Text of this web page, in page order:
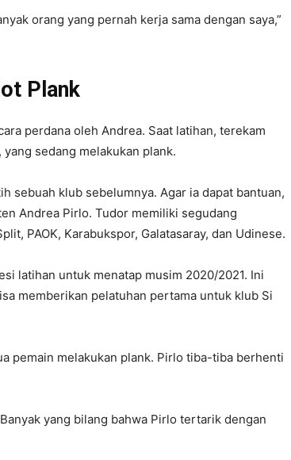
orang yang pernah kerja sama dengan saya,”
Plank
perdana oleh Andrea. Saat latihan, terekam
sedang melakukan plank.
sebuah klub sebelumnya. Agar ia dapat bantuan,
Andrea Pirlo. Tudor memiliki segudang
PAOK, Karabukspor, Galatasaray, dan Udinese.
latihan untuk menatap musim 2020/2021. Ini
memberikan pelatuhan pertama untuk klub Si
pemain melakukan plank. Pirlo tiba-tiba berhenti
yang bilang bahwa Pirlo tertarik dengan